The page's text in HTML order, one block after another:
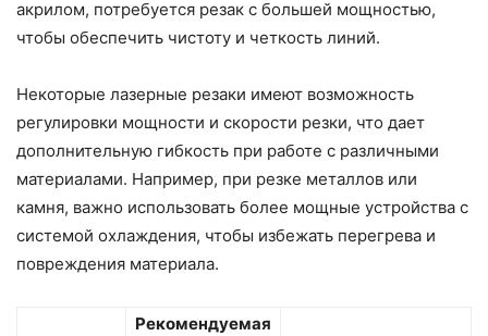
акрилом, потребуется резак с большей мощностью,
чтобы обеспечить чистоту и четкость линий.
Некоторые лазерные резаки имеют возможность
регулировки мощности и скорости резки, что дает
дополнительную гибкость при работе с различными
материалами. Например, при резке металлов или
камня, важно использовать более мощные устройства с
системой охлаждения, чтобы избежать перегрева и
повреждения материала.
Рекомендуемая